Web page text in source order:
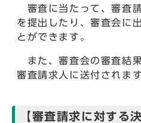
審査に当たって、審査
を提出したり、審査会に
とができます。
また、審査会の審査結
審査請求人に送付されます
【審査請求に対する